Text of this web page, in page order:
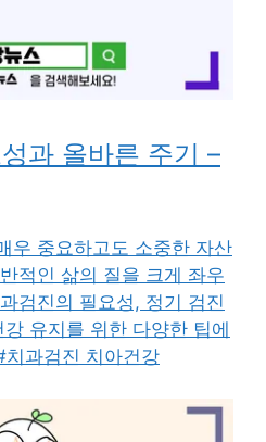
과 올바른 주기 –
우 중요하고도 소중한 자산
적인 삶의 질을 크게 좌우
검진의 필요성, 정기 검진
유지를 위한 다양한 팁에
과검진 치아건강